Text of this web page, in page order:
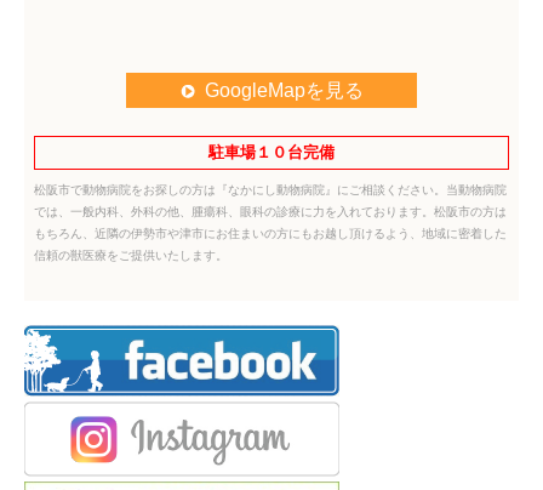
GoogleMapを見る
駐車場１０台完備
松阪市で動物病院をお探しの方は『なかにし動物病院』にご相談ください。当動物病院
では、一般内科、外科の他、腫瘍科、眼科の診療に力を入れております。松阪市の方は
もちろん、近隣の伊勢市や津市にお住まいの方にもお越し頂けるよう、地域に密着した
信頼の獣医療をご提供いたします。